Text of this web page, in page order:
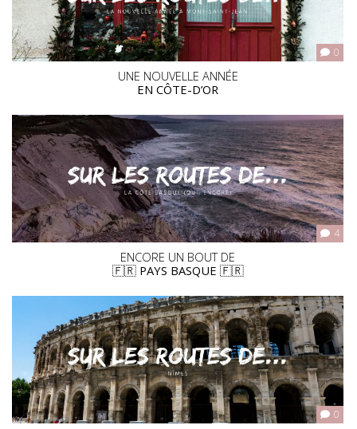
0
UNE NOUVELLE ANNÉE
EN CÔTE-D’OR
4
ENCORE UN BOUT DE
🇫🇷 PAYS BASQUE 🇫🇷
0